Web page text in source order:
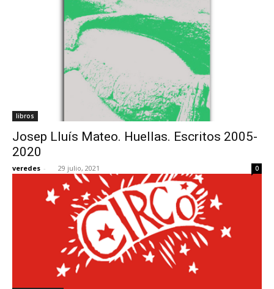
libros
Josep Lluís Mateo. Huellas. Escritos 2005-
2020
veredes - 29 julio, 2021 0